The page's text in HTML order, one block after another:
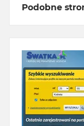
Podobne